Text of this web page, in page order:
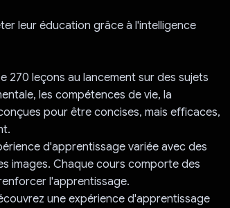
leur éducation grâce à l'intelligence
270 leçons au lancement sur des sujets
les compétences de vie, la
pour être concises, mais efficaces,
d'apprentissage variée avec des
images. Chaque cours comporte des
l'apprentissage.
une expérience d'apprentissage